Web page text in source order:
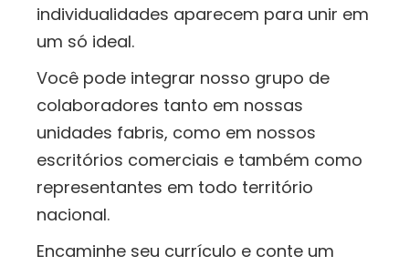
individualidades aparecem para unir em
um só ideal.
Você pode integrar nosso grupo de
colaboradores tanto em nossas
unidades fabris, como em nossos
escritórios comerciais e também como
representantes em todo território
nacional.
Encaminhe seu currículo e conte um